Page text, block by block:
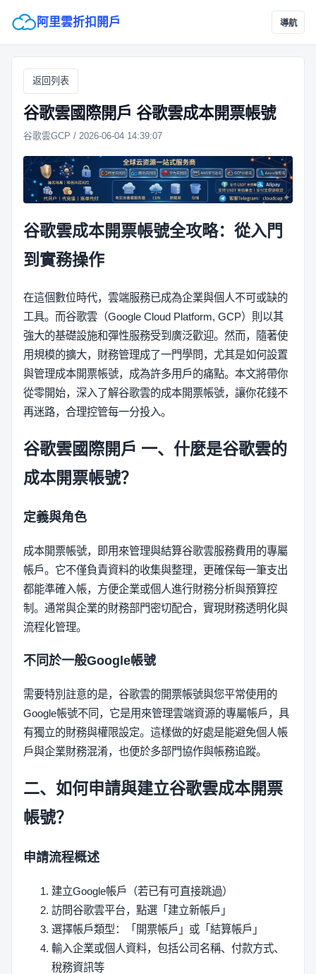
阿里雲折扣開戶 導航
返回列表
谷歌雲國際開戶 谷歌雲成本開票帳號
谷歌雲GCP / 2026-06-04 14:39:07
谷歌雲成本開票帳號全攻略：從入門
到實務操作
在這個數位時代，雲端服務已成為企業與個人不可或缺的
工具。而谷歌雲（Google Cloud Platform, GCP）則以其
強大的基礎設施和彈性服務受到廣泛歡迎。然而，隨著使
用規模的擴大，財務管理成了一門學問，尤其是如何設置
與管理成本開票帳號，成為許多用戶的痛點。本文將帶你
從零開始，深入了解谷歌雲的成本開票帳號，讓你花錢不
再迷路，合理控管每一分投入。
谷歌雲國際開戶 一、什麼是谷歌雲的
成本開票帳號？
定義與角色
成本開票帳號，即用來管理與結算谷歌雲服務費用的專屬
帳戶。它不僅負責資料的收集與整理，更確保每一筆支出
都能準確入帳，方便企業或個人進行財務分析與預算控
制。通常與企業的財務部門密切配合，實現財務透明化與
流程化管理。
不同於一般Google帳號
需要特別註意的是，谷歌雲的開票帳號與您平常使用的
Google帳號不同，它是用來管理雲端資源的專屬帳戶，具
有獨立的財務與權限設定。這樣做的好處是能避免個人帳
戶與企業財務混淆，也便於多部門協作與帳務追蹤。
二、如何申請與建立谷歌雲成本開票
帳號？
申請流程概述
建立Google帳戶（若已有可直接跳過）
訪問谷歌雲平台，點選「建立新帳戶」
選擇帳戶類型：「開票帳戶」或「結算帳戶」
輸入企業或個人資料，包括公司名稱、付款方式、
稅務資訊等